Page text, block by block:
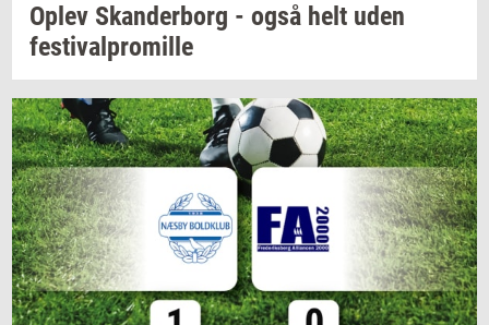
Oplev Skan­der­borg - også helt uden
festi­val­pro­mil­le